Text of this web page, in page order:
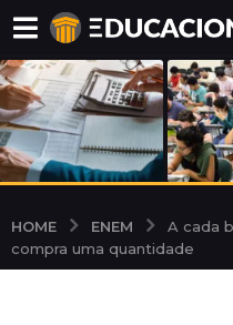
HOME ENEM
A cada
compra uma quantidade